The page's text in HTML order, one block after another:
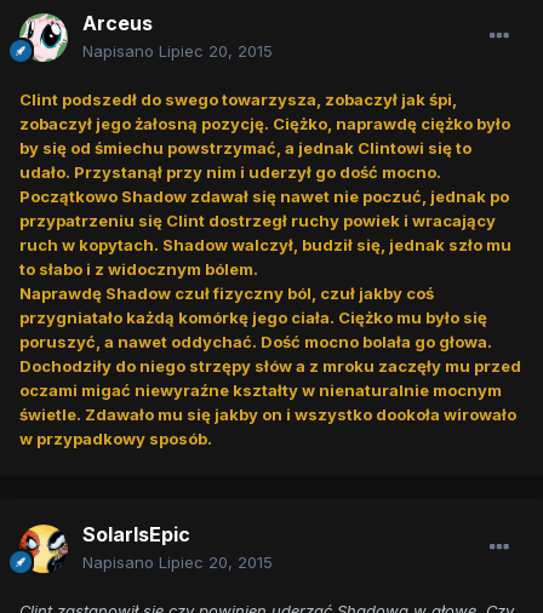
Arceus
Napisano Lipiec 20, 2015
Clint podszedł do swego towarzysza, zobaczył jak śpi,
zobaczył jego żałosną pozycję. Ciężko, naprawdę ciężko było
by się od śmiechu powstrzymać, a jednak Clintowi się to
udało. Przystanął przy nim i uderzył go dość mocno.
Początkowo Shadow zdawał się nawet nie poczuć, jednak po
przypatrzeniu się Clint dostrzegł ruchy powiek i wracający
ruch w kopytach. Shadow walczył, budził się, jednak szło mu
to słabo i z widocznym bólem.
Naprawdę Shadow czuł fizyczny ból, czuł jakby coś
przygniatało każdą komórkę jego ciała. Ciężko mu było się
poruszyć, a nawet oddychać. Dość mocno bolała go głowa.
Dochodziły do niego strzępy słów a z mroku zaczęły mu przed
oczami migać niewyraźne kształty w nienaturalnie mocnym
świetle. Zdawało mu się jakby on i wszystko dookoła wirowało
w przypadkowy sposób.
SolarIsEpic
Napisano Lipiec 20, 2015